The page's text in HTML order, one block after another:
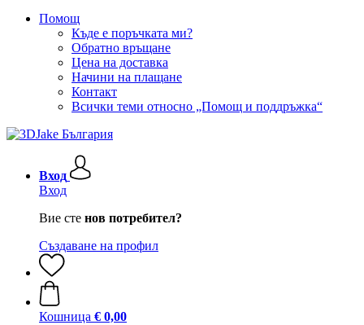
Помощ
Къде е поръчката ми?
Обратно връщане
Цена на доставка
Начини на плащане
Контакт
Всички теми относно „Помощ и поддръжка“
Вход
Вход
Вие сте нов потребител?
Създаване на профил
Кошница € 0,00